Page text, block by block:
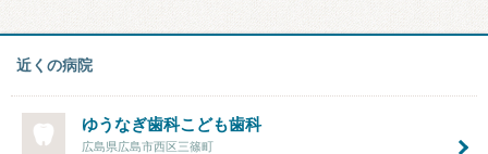
近くの病院
ゆうなぎ歯科こども歯科
広島県広島市西区三篠町